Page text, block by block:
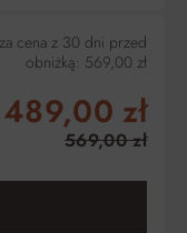
cena z 30 dni przed
obniżką: 569,00 zł
489,00 zł
569,00 zł